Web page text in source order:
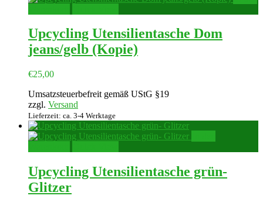
Upcycling Utensilientasche Dom
jeans/gelb (Kopie)
€25,00
Umsatzsteuerbefreit gemäß UStG §19
zzgl. Versand
Lieferzeit: ca. 3-4 Werktage
Upcycling Utensilientasche grün-
Glitzer